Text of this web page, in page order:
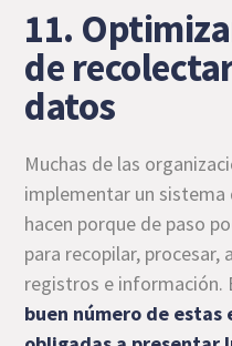
11.
de
datos
Muchas de las
implementar un sistema
hacen porque de paso
para recopilar,
registros e información.
buen número de estas